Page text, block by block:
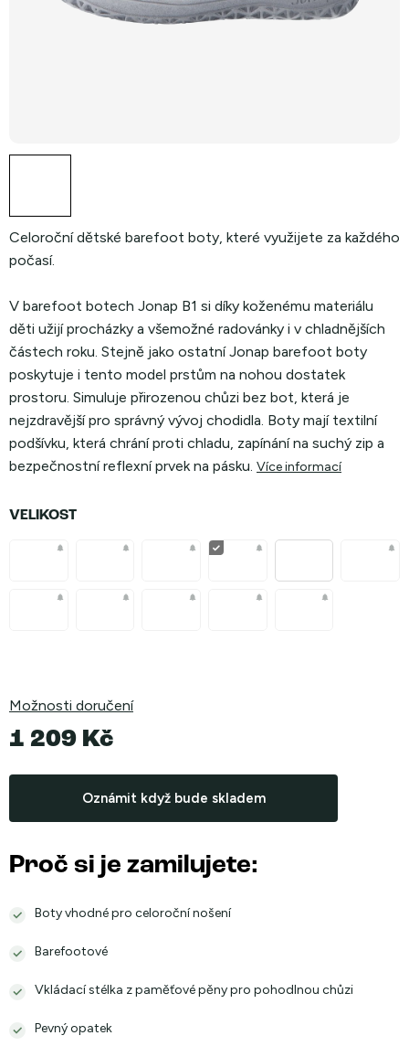
Celoroční dětské barefoot boty, které využijete za každého
počasí.
V barefoot botech Jonap B1 si díky koženému materiálu
děti užijí procházky a všemožné radovánky i v chladnějších
částech roku. Stejně jako ostatní Jonap barefoot boty
poskytuje i tento model prstům na nohou dostatek
prostoru. Simuluje přirozenou chůzi bez bot, která je
nejzdravější pro správný vývoj chodidla. Boty mají textilní
podšívku, která chrání proti chladu, zapínání na suchý zip a
bezpečnostní reflexní prvek na pásku. Více informací
VELIKOST
Možnosti doručení
1 209 Kč
cena:
Oznámit když bude skladem
Proč si je zamilujete:
Boty vhodné pro celoroční nošení
Barefootové
Vkládací stélka z paměťové pěny pro pohodlnou chůzi
Pevný opatek